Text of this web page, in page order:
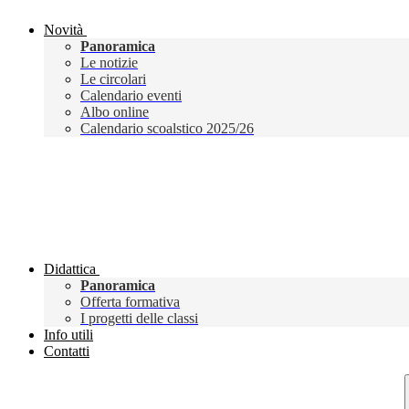
Novità
Panoramica
Le notizie
Le circolari
Calendario eventi
Albo online
Calendario scoalstico 2025/26
Didattica
Panoramica
Offerta formativa
I progetti delle classi
Info utili
Contatti